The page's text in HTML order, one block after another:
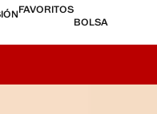
FAVORITOS
BOLSA